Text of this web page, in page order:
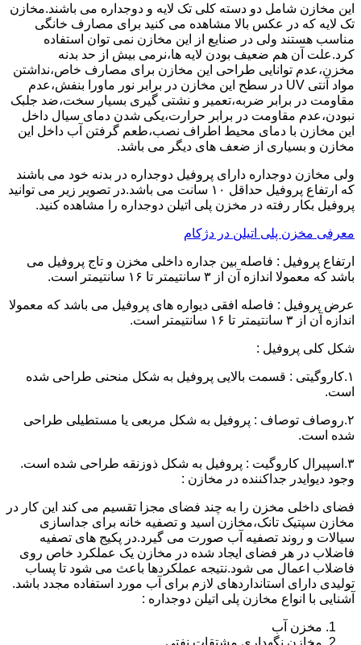
این مخازن شامل دو دسته کلی تک لایه و دوجداره می باشند.مخازن
تک لایه که در عکس بالا مشاهده می کنید برای مصارف خانگی
مناسب هستند ولی در صنایع از این مخازن نمی توان استفاده
کرد.علت آن هم ضعیف بودن لایه ها،نرمی بیش از حد بدنه
مخزن،عدم توانایی طراحی این مخازن برای مصارف خاص،نداشتن
مواد آنتی UV در سطح این مخازن در برابر نور ماورا بنفش،عدم
مقاومت در برابر ضربه،تعمیر و نشتی گیری بسیار سخت،ضد جلبک
نبودن،عدم مقاومت در برابر حرارت،یکی شدن دمای سیال داخل
این مخازن با دمای محیط اطراف نصب،طعم گرفتن آب داخل این
مخازن و بسیاری از ضعف های دیگر می باشد.
ولی مخازن دوجداره دارای پروفیل دوجداره در بدنه خود می باشند
که ارتفاع پروفیل حداقل ۱۰ سانت می باشد.در تصویر زیر می توانید
پروفیل بکار رفته در مخزن پلی اتیلن دوجداره را مشاهده کنید.
معرفی مخزن پلی اتیلن در دژکام
ارتفاع پروفیل : فاصله بین جداره داخلی مخزن و تاج پروفیل می
باشد که معمولا اندازه آن از ۳ سانتیمتر تا ۱۶ سانتیمتر است.
عرض پروفیل : فاصله افقی دیواره های پروفیل می باشد که معمولا
اندازه آن از ۳ سانتیمتر تا ۱۶ سانتیمتر است.
شکل کلی پروفیل :
۱.کاروگیتی : قسمت بالایی پروفیل به شکل منحنی طراحی شده
است.
۲.روصاف توصاف : پروفیل به شکل مربعی یا مستطیلی طراحی
شده است.
۳.اسپیرال کاروگیت : پروفیل به شکل ذوزنقه طراحی شده است.
وجود دیوایدر جداکننده در مخازن :
فضای داخلی مخزن را به چند فضای مجزا تقسیم می کند این کار در
مخازن سپتیک تانک،مخازن اسید و تصفیه خانه برای جداسازی
سیالات و روند تصفیه آب صورت می گیرد.در پکیج های تصفیه
فاضلاب در هر فضای ایجاد شده در مخازن یک عملکرد خاص روی
فاضلاب اعمال می شود.نتیجه عملکردها باعث می شود تا پساب
تولیدی دارای استانداردهای لازم برای آب مورد استفاده مجدد باشد.
آشنایی با انواع مخازن پلی اتیلن دوجداره :
مخزن آب
مخازن نگهداری مشتقات نفتی